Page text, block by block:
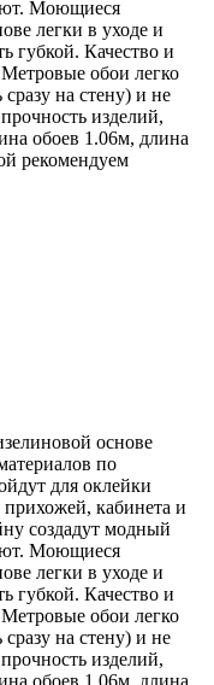
Моющиеся
легки в уходе и
губкой. Качество и
обои легко
на стену) и не
изделий,
обоев 1.06м, длина
рекомендуем
основе
по
для оклейки
кабинета и
создадут модный
Моющиеся
легки в уходе и
губкой. Качество и
обои легко
на стену) и не
изделий,
обоев 1.06м, длина